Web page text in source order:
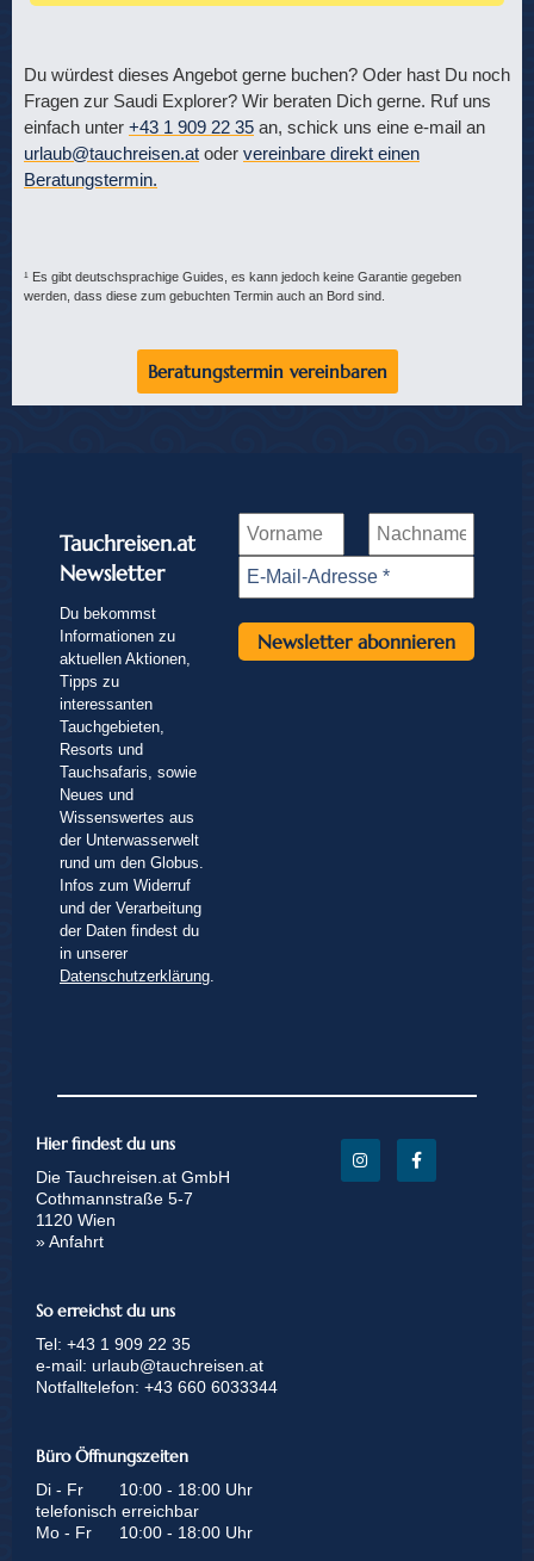
Du würdest dieses Angebot gerne buchen? Oder hast Du noch
Fragen zur Saudi Explorer? Wir beraten Dich gerne. Ruf uns
einfach unter +43 1 909 22 35 an, schick uns eine e-mail an
urlaub@tauchreisen.at oder vereinbare direkt einen
Beratungstermin.
¹ Es gibt deutschsprachige Guides, es kann jedoch keine Garantie gegeben
werden, dass diese zum gebuchten Termin auch an Bord sind.
Beratungstermin vereinbaren
Tauchreisen.at
Newsletter
Du bekommst
Informationen zu
aktuellen Aktionen,
Tipps zu
interessanten
Tauchgebieten,
Resorts und
Tauchsafaris, sowie
Neues und
Wissenswertes aus
der Unterwasserwelt
rund um den Globus.
Infos zum Widerruf
und der Verarbeitung
der Daten findest du
in unserer
Datenschutzerklärung.
Hier findest du uns
Die Tauchreisen.at GmbH
Cothmannstraße 5-7
1120 Wien
» Anfahrt
So erreichst du uns
Tel: +43 1 909 22 35
e-mail: urlaub@tauchreisen.at
Notfalltelefon: +43 660 6033344
Büro Öffnungszeiten
Di - Fr
10:00 - 18:00 Uhr
telefonisch erreichbar
Mo - Fr
10:00 - 18:00 Uhr